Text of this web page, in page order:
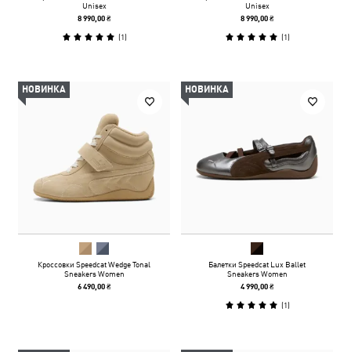
Unisex
8 990,00 ₴
(1)
Unisex
8 990,00 ₴
(1)
НОВИНКА
Кроссовки Speedcat Wedge Tonal
Sneakers Women
6 490,00 ₴
НОВИНКА
Балетки Speedcat Lux Ballet
Sneakers Women
4 990,00 ₴
(1)